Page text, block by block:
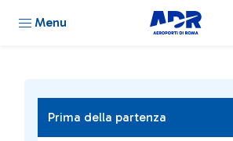
Menu
Prima della partenza